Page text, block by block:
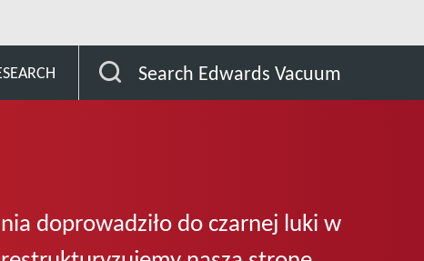
Search Edwards Vacuum
doprowadziło do czarnej luki w